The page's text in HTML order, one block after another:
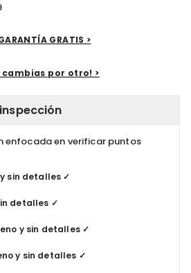
GRATIS >
cambias por otro! >
enfocada en verificar puntos
sin detalles ✓
detalles ✓
y sin detalles ✓
y sin detalles ✓